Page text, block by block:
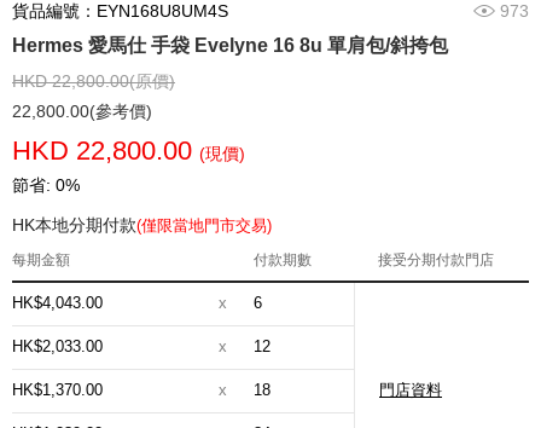
貨品編號：EYN168U8UM4S 973
Hermes 愛馬仕 手袋 Evelyne 16 8u 單肩包/斜挎包
HKD 22,800.00(原價)
22,800.00(參考價)
HKD 22,800.00 (現價)
節省: 0%
HK本地分期付款(僅限當地門市交易)
每期金額 付款期數 接受分期付款門店
HK$4,043.00 x 6
門店資料
HK$2,033.00 x 12
HK$1,370.00 x 18